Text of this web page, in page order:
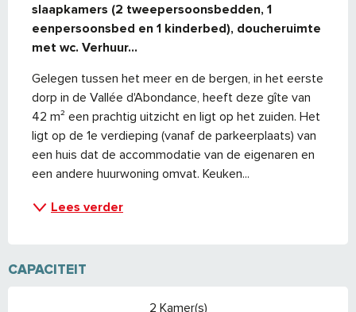
slaapkamers (2 tweepersoonsbedden, 1
eenpersoonsbed en 1 kinderbed), doucheruimte
met wc. Verhuur...
Gelegen tussen het meer en de bergen, in het eerste
dorp in de Vallée d'Abondance, heeft deze gîte van
42 m² een prachtig uitzicht en ligt op het zuiden. Het
ligt op de 1e verdieping (vanaf de parkeerplaats) van
een huis dat de accommodatie van de eigenaren en
een andere huurwoning omvat. Keuken...
Lees verder
CAPACITEIT
2 Kamer(s)